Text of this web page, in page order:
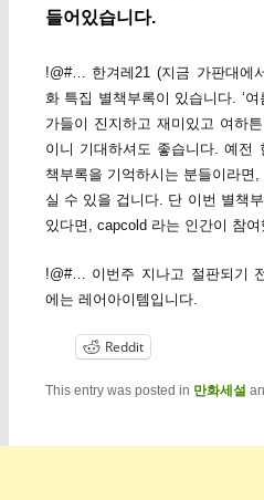
들어있습니다.
!@#… 한겨레21 (지금 가판대에
화 특집 별책부록이 있습니다. ‘
가들이 진지하고 재미있고 여하
이니 기대하셔도 좋습니다. 예전
책부록을 기억하시는 분들이라면
실 수 있을 겁니다. 단 이번 별책
있다면, capcold 라는 인간이 참
!@#… 이번주 지나고 절판되기
에는 레어아이템입니다.
Reddit
This entry was posted in 만화세설